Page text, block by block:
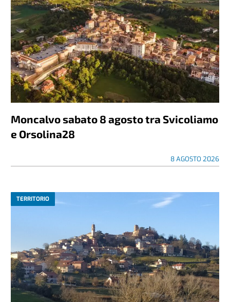
Moncalvo sabato 8 agosto tra Svicoliamo
e Orsolina28
8 AGOSTO 2026
TERRITORIO